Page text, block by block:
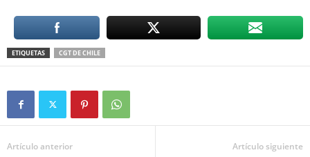
ETIQUETAS CGT DE CHILE
Artículo anterior Artículo siguiente